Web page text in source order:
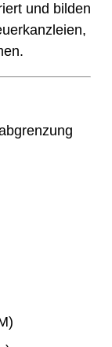
und bilden